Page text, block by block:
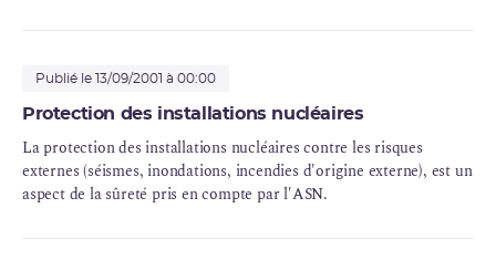
Publié le 13/09/2001 à 00:00
Protection des installations nucléaires
La protection des installations nucléaires contre les risques
externes (séismes, inondations, incendies d'origine externe), est un
aspect de la sûreté pris en compte par l'ASN.